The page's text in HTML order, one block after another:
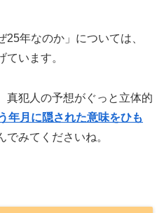
年なのか」については、
ています。
真犯人の予想がぐっと立体的
年月に隠された意味をひも
でみてくださいね。